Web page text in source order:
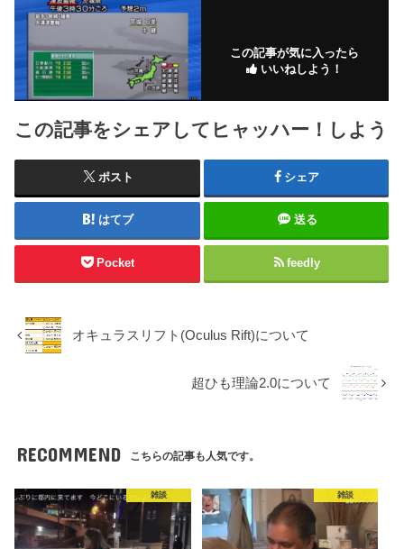
この記事が気に入ったら
いいねしよう！
この記事をシェアしてヒャッハー！しよう
ポスト シェア
はてブ 送る
Pocket feedly
オキュラスリフト(Oculus Rift)について
超ひも理論2.0について
RECOMMEND こちらの記事も人気です。
雑談 雑談